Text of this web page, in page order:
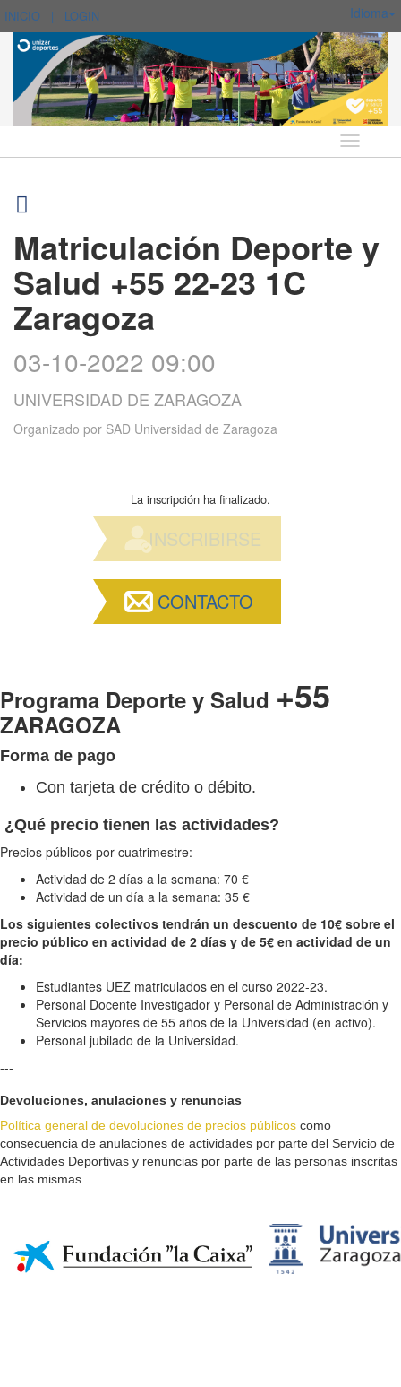
INICIO | LOGIN Idioma
Idioma
Matriculación Deporte y
Salud +55 22-23 1C
Zaragoza
03-10-2022 09:00
UNIVERSIDAD DE ZARAGOZA
Organizado por SAD Universidad de Zaragoza
La inscripción ha finalizado.
INSCRIBIRSE
CONTACTO
Programa Deporte y Salud +55
ZARAGOZA
Forma de pago
Con tarjeta de crédito o débito.
¿Qué precio tienen las actividades?
Precios públicos por cuatrimestre:
Actividad de 2 días a la semana: 70 €
Actividad de un día a la semana: 35 €
Los siguientes colectivos tendrán un descuento de 10€ sobre el
precio público en actividad de 2 días y de 5€ en actividad de un
día:
Estudiantes UEZ matriculados en el curso 2022-23.
Personal Docente Investigador y Personal de Administración y
Servicios mayores de 55 años de la Universidad (en activo).
Personal jubilado de la Universidad.
---
Devoluciones, anulaciones y renuncias
Política general de devoluciones de precios públicos como
consecuencia de anulaciones de actividades por parte del Servicio de
Actividades Deportivas y renuncias por parte de las personas inscritas
en las mismas.